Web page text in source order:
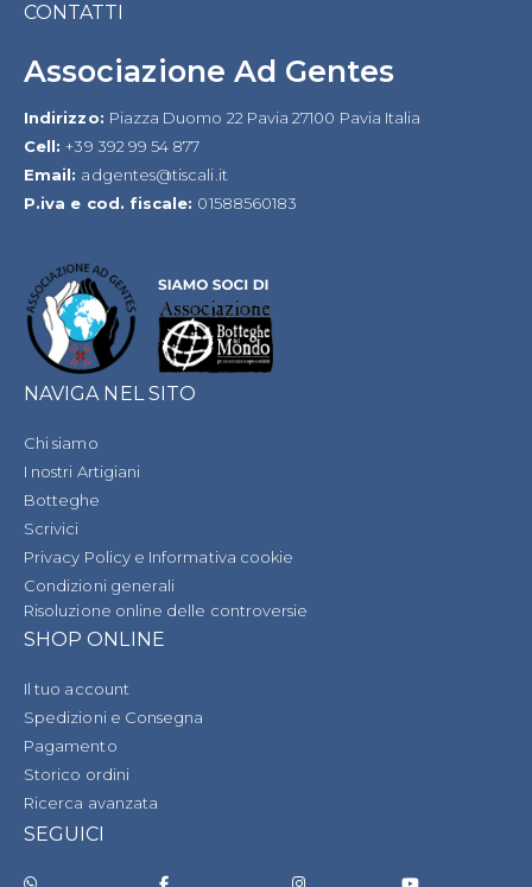
CONTATTI
Associazione Ad Gentes
Indirizzo: Piazza Duomo 22 Pavia 27100 Pavia Italia
Cell:+39 392 99 54 877
Email: adgentes@tiscali.it
P.iva e cod. fiscale: 01588560183
NAVIGA NEL SITO
Chi siamo
I nostri Artigiani
Botteghe
Scrivici
Privacy Policy e Informativa cookie
Condizioni generali
Risoluzione online delle controversie
SHOP ONLINE
Il tuo account
Spedizioni e Consegna
Pagamento
Storico ordini
Ricerca avanzata
SEGUICI